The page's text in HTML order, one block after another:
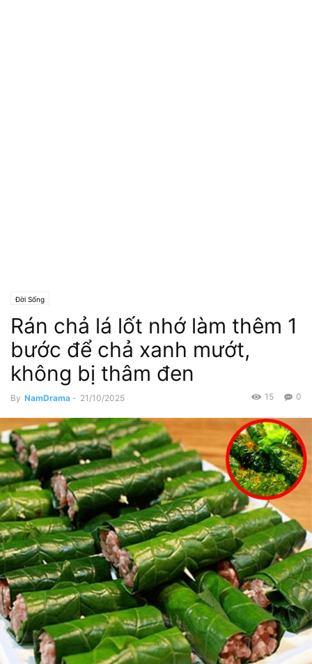
Đời Sống
Rán chả lá lốt nhớ làm thêm 1
bước để chả xanh mướt,
không bị thâm đen
By NamDrama - 21/10/2025 0
15